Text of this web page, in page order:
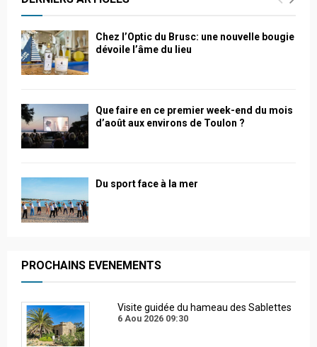
Chez l’Optic du Brusc: une nouvelle bougie
dévoile l’âme du lieu
Que faire en ce premier week-end du mois
d’août aux environs de Toulon ?
Du sport face à la mer
PROCHAINS EVENEMENTS
Visite guidée du hameau des Sablettes
6 Aou 2026 09:30